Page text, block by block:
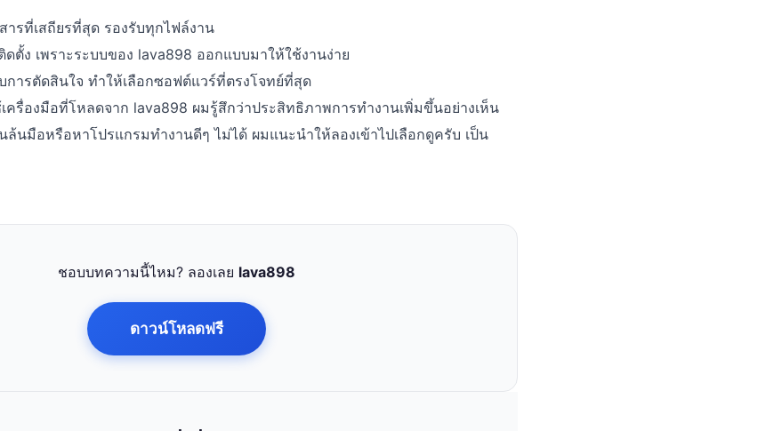
ารที่เสถียรที่สุด รองรับทุกไฟล์งาน
ดตั้ง เพราะระบบของ lava898 ออกแบบมาให้ใช้งานง่าย
การตัดสินใจ ทำให้เลือกซอฟต์แวร์ที่ตรงโจทย์ที่สุด
ครื่องมือที่โหลดจาก lava898 ผมรู้สึกว่าประสิทธิภาพการทำงานเพิ่มขึ้นอย่างเห็น
นมือหรือหาโปรแกรมทำงานดีๆ ไม่ได้ ผมแนะนำให้ลองเข้าไปเลือกดูครับ เป็น
ชอบบทความนี้ไหม? ลองเลย lava898
ดาวน์โหลดฟรี